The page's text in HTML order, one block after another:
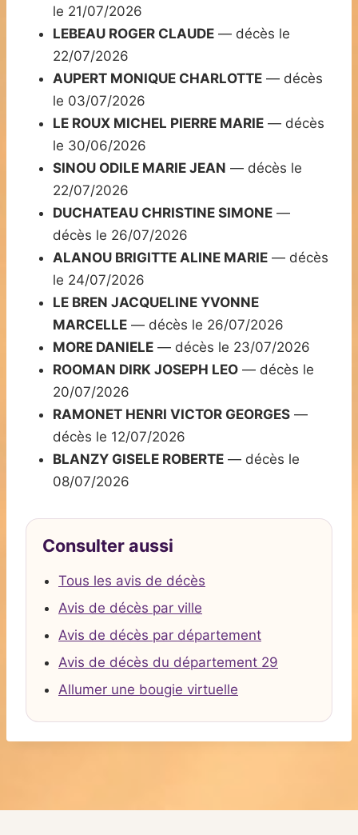
le 21/07/2026
LEBEAU ROGER CLAUDE — décès le
22/07/2026
AUPERT MONIQUE CHARLOTTE — décès
le 03/07/2026
LE ROUX MICHEL PIERRE MARIE — décès
le 30/06/2026
SINOU ODILE MARIE JEAN — décès le
22/07/2026
DUCHATEAU CHRISTINE SIMONE —
décès le 26/07/2026
ALANOU BRIGITTE ALINE MARIE — décès
le 24/07/2026
LE BREN JACQUELINE YVONNE
MARCELLE — décès le 26/07/2026
MORE DANIELE — décès le 23/07/2026
ROOMAN DIRK JOSEPH LEO — décès le
20/07/2026
RAMONET HENRI VICTOR GEORGES —
décès le 12/07/2026
BLANZY GISELE ROBERTE — décès le
08/07/2026
Consulter aussi
Tous les avis de décès
Avis de décès par ville
Avis de décès par département
Avis de décès du département 29
Allumer une bougie virtuelle